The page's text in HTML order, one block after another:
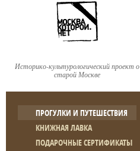
Историко-культурологический проект о
старой Москве
ПРОГУЛКИ И ПУТЕШЕСТВИЯ
КНИЖНАЯ ЛАВКА
ПОДАРОЧНЫЕ СЕРТИФИКАТЫ